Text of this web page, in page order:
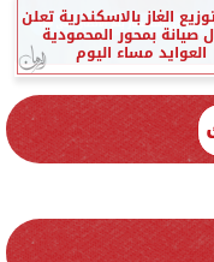
الغاز بالاسكندرية تعلن
صيانة بمحور المحمودية
العوايد مساء اليوم